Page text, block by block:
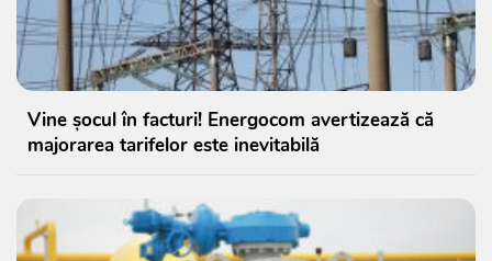
Vine șocul în facturi! Energocom avertizează că
majorarea tarifelor este inevitabilă